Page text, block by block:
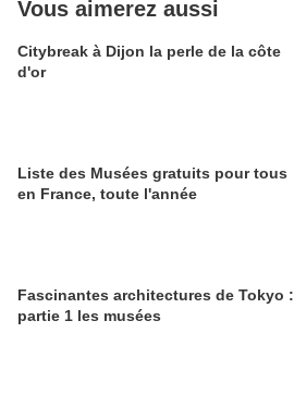
Vous aimerez aussi
Citybreak à Dijon la perle de la côte
d'or
Liste des Musées gratuits pour tous
en France, toute l'année
Fascinantes architectures de Tokyo :
partie 1 les musées